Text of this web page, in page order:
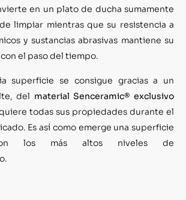
en un plato de ducha sumamente
limpiar mientras que su resistencia a
y sustancias abrasivas mantiene su
el paso del tiempo.
superficie se consigue gracias a un
del material Senceramic® exclusivo
todas sus propiedades durante el
Es así como emerge una superficie
los más altos niveles de